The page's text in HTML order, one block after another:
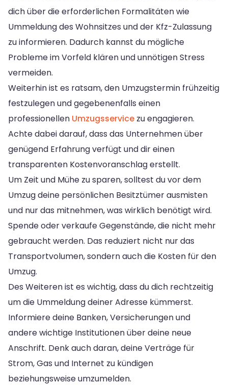
dich über die erforderlichen Formalitäten wie
Ummeldung des Wohnsitzes und der Kfz-Zulassung
zu informieren. Dadurch kannst du mögliche
Probleme im Vorfeld klären und unnötigen Stress
vermeiden.
Weiterhin ist es ratsam, den Umzugstermin frühzeitig
festzulegen und gegebenenfalls einen
professionellen Umzugsservice zu engagieren.
Achte dabei darauf, dass das Unternehmen über
genügend Erfahrung verfügt und dir einen
transparenten Kostenvoranschlag erstellt.
Um Zeit und Mühe zu sparen, solltest du vor dem
Umzug deine persönlichen Besitztümer ausmisten
und nur das mitnehmen, was wirklich benötigt wird.
Spende oder verkaufe Gegenstände, die nicht mehr
gebraucht werden. Das reduziert nicht nur das
Transportvolumen, sondern auch die Kosten für den
Umzug.
Des Weiteren ist es wichtig, dass du dich rechtzeitig
um die Ummeldung deiner Adresse kümmerst.
Informiere deine Banken, Versicherungen und
andere wichtige Institutionen über deine neue
Anschrift. Denk auch daran, deine Verträge für
Strom, Gas und Internet zu kündigen
beziehungsweise umzumelden.